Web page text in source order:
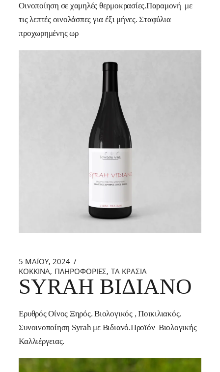
Οινοποίηση σε χαμηλές θερμοκρασίες.Παραμονή με
τις λεπτές οινολάσπες για έξι μήνες. Σταφύλια
προχωρημένης ωρ
5 ΜΑΪ́ΟΥ, 2024
ΚΟΚΚΙΝΑ ΠΛΗΡΟΦΟΡΙΕΣ ΤΑ ΚΡΑΣΙΑ
SYRAH ΒΙΔΙΑΝΌ
Ερυθρός Οίνος Ξηρός. Βιολογικός , Ποικιλιακός.
Συνοινοποίηση Syrah με Βιδιανό.Προϊόν Βιολογικής
Καλλιέργειας.